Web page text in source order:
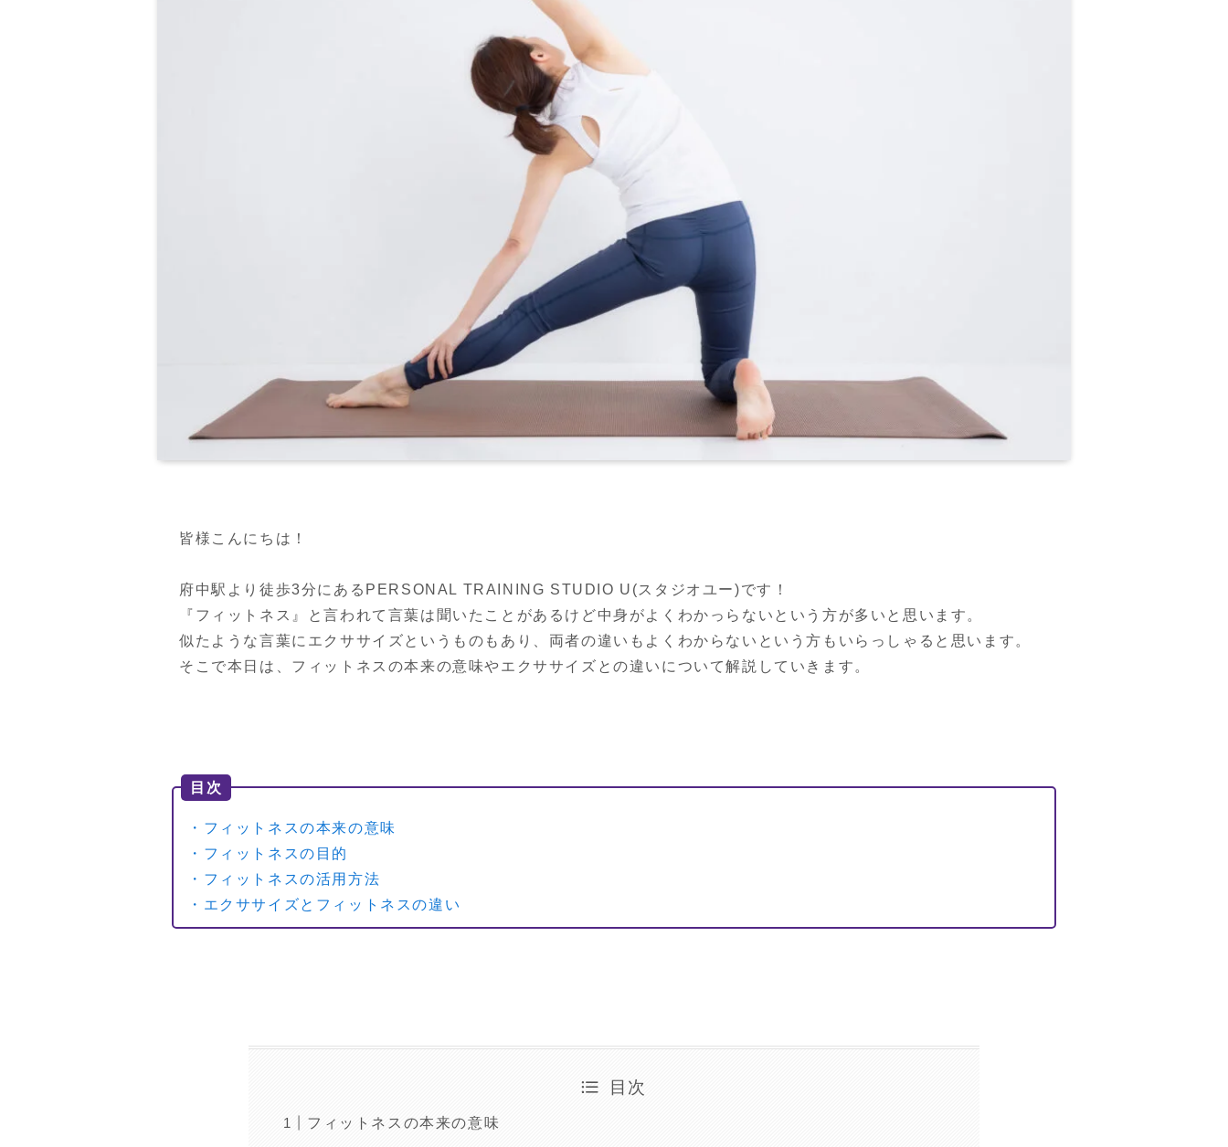
皆様こんにちは！
府中駅より徒歩3分にあるPERSONAL TRAINING STUDIO U(スタジオユー)です！
『フィットネス』と言われて言葉は聞いたことがあるけど中身がよくわかっらないという方が多いと思います。
似たような言葉にエクササイズというものもあり、両者の違いもよくわからないという方もいらっしゃると思います。
そこで本日は、フィットネスの本来の意味やエクササイズとの違いについて解説していきます。
目次
・フィットネスの本来の意味
・フィットネスの目的
・フィットネスの活用方法
・エクササイズとフィットネスの違い
目次
フィットネスの本来の意味